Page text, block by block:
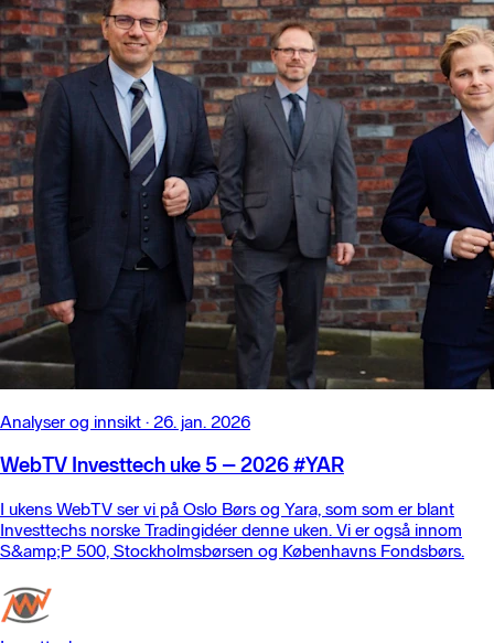
Analyser og innsikt · 26. jan. 2026
WebTV Investtech uke 5 – 2026 #YAR
I ukens WebTV ser vi på Oslo Børs og Yara, som som er blant
Investtechs norske Tradingidéer denne uken. Vi er også innom
S&amp;P 500, Stockholmsbørsen og Københavns Fondsbørs.